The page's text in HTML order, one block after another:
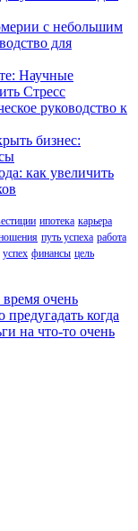
с небольшим
для
Научные
Стресс
руководство к
бизнес:
как увеличить
ипотека карьера
путь успеха работа
успех финансы цель
очень
когда
на что-то очень